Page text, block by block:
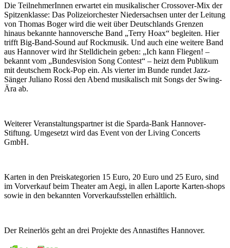
Die TeilnehmerInnen erwartet ein musikalischer Crossover-Mix der
Spitzenklasse: Das Polizeiorchester Niedersachsen unter der Leitung
von Thomas Boger wird die weit über Deutschlands Grenzen
hinaus bekannte hannoversche Band „Terry Hoax“ begleiten. Hier
trifft Big-Band-Sound auf Rockmusik. Und auch eine weitere Band
aus Hannover wird ihr Stelldichein geben: „Ich kann Fliegen! –
bekannt vom „Bundesvision Song Contest“ – heizt dem Publikum
mit deutschem Rock-Pop ein. Als vierter im Bunde rundet Jazz-
Sänger Juliano Rossi den Abend musikalisch mit Songs der Swing-
Ära ab.
Weiterer Veranstaltungspartner ist die Sparda-Bank Hannover-
Stiftung. Umgesetzt wird das Event von der Living Concerts
GmbH.
Karten in den Preiskategorien 15 Euro, 20 Euro und 25 Euro, sind
im Vorverkauf beim Theater am Aegi, in allen Laporte Karten-shops
sowie in den bekannten Vorverkaufsstellen erhältlich.
Der Reinerlös geht an drei Projekte des Annastiftes Hannover.